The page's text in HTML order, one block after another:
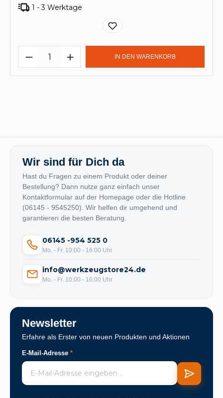
1 - 3 Werktage
Produkt Anzahl: Gib den
IN DEN WARENKORB
Wir sind für Dich da
Hast du Fragen zu einem Produkt oder deiner
Bestellung? Dann nutze ganz einfach unser
Kontaktformular auf der Homepage oder die Hotline
(06145 - 9545250). Wir helfen dir umgehend und
garantieren die besten Beratung.
06145 -954 525 0
Mo. - Fr. 10:00 - 16:00 Uhr
info@werkzeugstore24.de
Mo. - Fr. 10:00 - 16:00 Uhr
Newsletter
Erfahre als Erster von neuen Produkten und Aktionen
E-Mail-Adresse *